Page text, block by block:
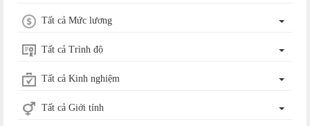
Tất cả Mức lương
Tất cả Trình độ
Tất cả Kinh nghiệm
Tất cả Giới tính